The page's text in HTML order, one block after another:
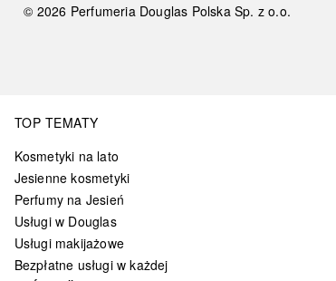
© 2026 Perfumeria Douglas Polska Sp. z o.o.
TOP TEMATY
Kosmetyki na lato
Jesienne kosmetyki
Perfumy na Jesień
Usługi w Douglas
Usługi makijażowe
Bezpłatne usługi w każdej